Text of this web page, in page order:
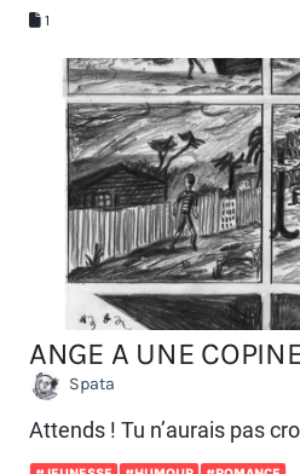
1
ANGE A UNE
Spata
Attends ! Tu n’aurais pas